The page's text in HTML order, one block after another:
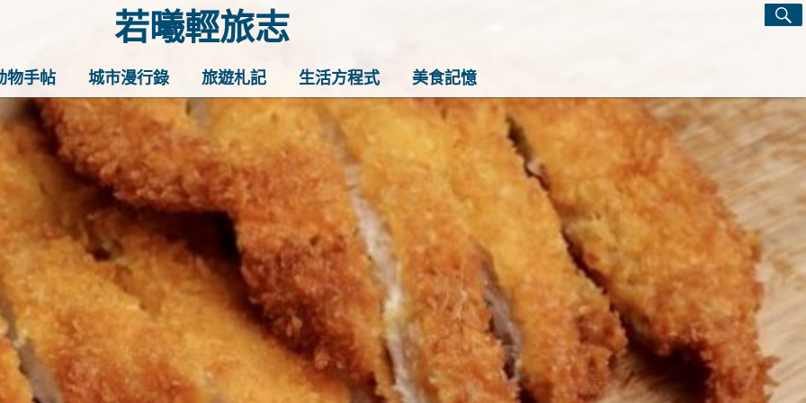
若曦輕旅志
歡迎訪問若曦輕旅志——打造你的質感生活指南！這裡有最實用的旅行攻略、最實用的居
家妙招、最地道的美食推薦，還有暖心的寵物飼養經和綠植養護知識。每天發現一點生活
小確幸，讓平凡日子閃閃發光！
物手帖 城市漫行錄 旅遊札記 生活方程式 美食記憶
Search